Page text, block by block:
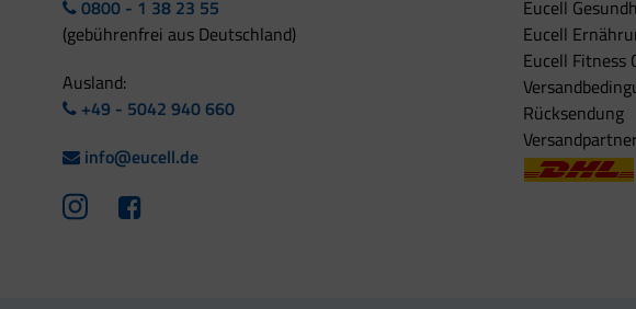
0800 - 1 38 23 55
(gebührenfrei aus Deutschland)
Ausland:
+49 - 5042 940 660
info@eucell.de
Eucell
Eucell
Eucell Fitness
Rücksendung